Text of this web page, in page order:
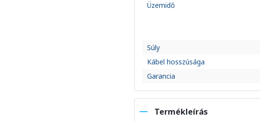
Üzemidő
Súly
Kábel hosszúsága
Garancia
Termékleírás